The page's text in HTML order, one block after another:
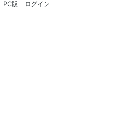
PC版 ログイン